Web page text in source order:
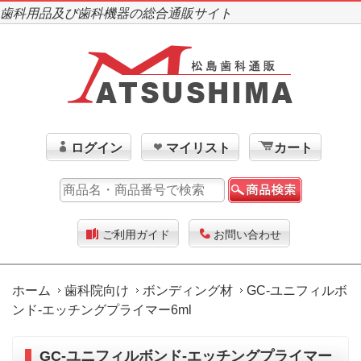
歯科用品及び歯科機器の総合通販サイト
ログイン マイリスト カート
ご利用ガイド お問い合わせ
ホーム 歯科院向け ボンディング材
GC-ユニフィルボ
ンド-エッチングプライマー6ml
GC-ユニフィルボンド-エッチングプライマー